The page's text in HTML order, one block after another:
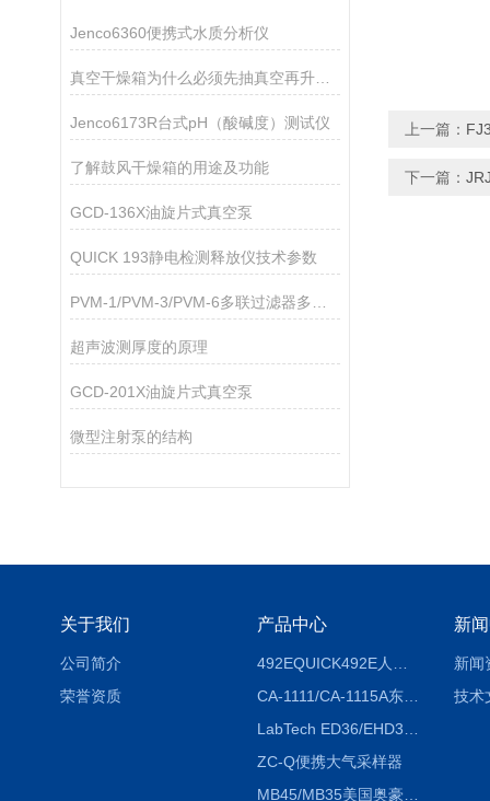
Jenco6360便携式水质分析仪
真空干燥箱为什么必须先抽真空再升温加热
Jenco6173R台式pH（酸碱度）测试仪
了解鼓风干燥箱的用途及功能
GCD-136X油旋片式真空泵
QUICK 193静电检测释放仪技术参数
超声波测厚度的原理
GCD-201X油旋片式真空泵
微型注射泵的结构
上一篇：
下一篇：
关于我们
公司简介
荣誉资质
产品中心
CA-1111/CA-1115A东京理化EYELA CA-1111/CA-1115A冷却水循环装置
ZC-Q便携大气采样器
MB45/MB35美国奥豪斯OHAUS MB45/MB35卤素红外水分测定仪
新
新闻
技术